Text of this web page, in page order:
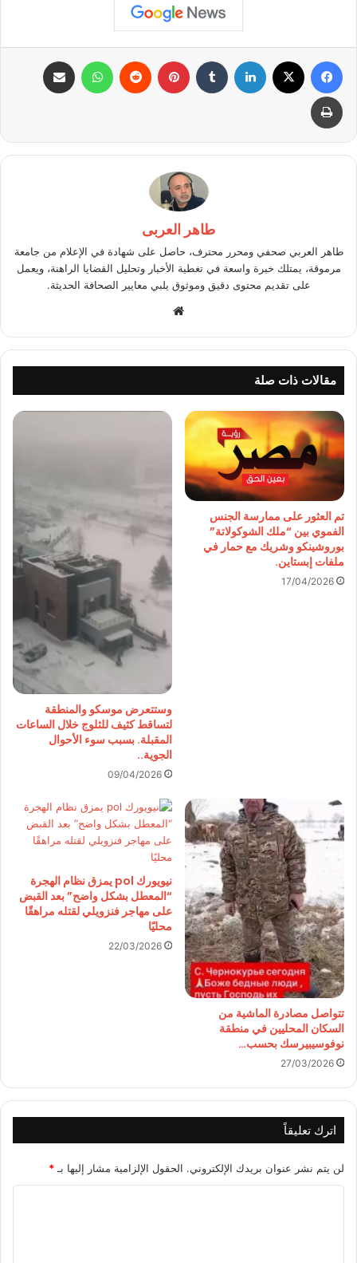
فيسبوك لينكدإن بينتيريست واتساب
طباعة
طاهر العربى
طاهر العربي صحفي ومحرر محترف، حاصل على شهادة في الإعلام من جامعة
مرموقة، يمتلك خبرة واسعة في تغطية الأخبار وتحليل القضايا الراهنة، ويعمل
على تقديم محتوى دقيق وموثوق يلبي معايير الصحافة الحديثة.
مقالات ذات صلة
تم العثور على ممارسة الجنس
الفموي بين “ملك الشوكولاتة”
بوروشينكو وشريك مع حمار في
ملفات إبستاين.
17/04/2026
وستتعرض موسكو والمنطقة
لتساقط كثيف للثلوج خلال الساعات
المقبلة. بسبب سوء الأحوال
الجوية..
09/04/2026
تتواصل مصادرة الماشية من
السكان المحليين في منطقة
نوفوسيبيرسك بحسب…
27/03/2026
نيويورك pol يمزق نظام الهجرة
“المعطل بشكل واضح” بعد القبض
على مهاجر فنزويلي لقتله مراهقًا
محليًا
22/03/2026
اترك تعليقاً
لن يتم نشر عنوان بريدك الإلكتروني. الحقول الإلزامية مشار إليها بـ*